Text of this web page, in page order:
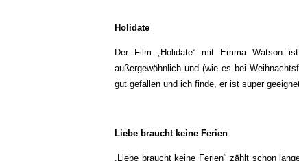
Holidate
Der Film „Holidate“ mit Emma Watson
außergewöhnlich und (wie es bei
gut gefallen und ich finde, er ist super
Liebe braucht keine Ferien
„Liebe braucht keine Ferien“ zählt schon